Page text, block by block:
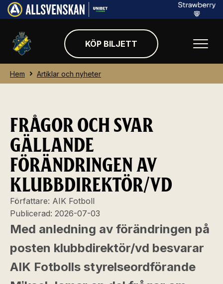
KÖP BILJETT
Hem Artiklar och nyheter
FRÅGOR OCH SVAR
GÄLLANDE
FÖRÄNDRINGEN AV
KLUBBDIREKTÖR/VD
Författare: AIK Fotboll
Publicerad: 2026-07-03
Med anledning av förändringen på
posten klubbdirektör/vd besvarar
AIK Fotbolls styrelseordförande